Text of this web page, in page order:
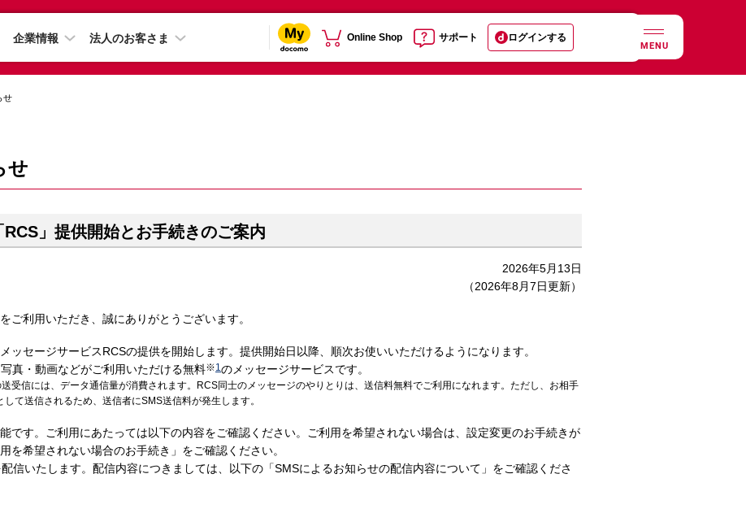
企業情報 法人のお客さま Online Shop サポート ログインする
MENU
せ
せ
」提供開始とお手続きのご案内
2026年5月13日
（2026年8月7日更新）
ご利用いただき、誠にありがとうございます。
ッセージサービスRCSの提供を開始します。提供開始日以降、順次お使いいただけるようになります。
真・動画などがご利用いただける無料※1のメッセージサービスです。
受信には、データ通信量が消費されます。RCS同士のメッセージのやりとりは、送信料無料でご利用になれます。ただし、お相手
て送信されるため、送信者にSMS送信料が発生します。
です。ご利用にあたっては以下の内容をご確認ください。ご利用を希望されない場合は、設定変更のお手続きが
を希望されない場合のお手続き」をご確認ください。
信いたします。配信内容につきましては、以下の「SMSによるお知らせの配信内容について」をご確認くださ